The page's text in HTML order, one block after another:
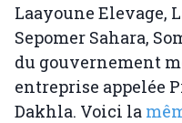
Laayoune Elevage,
Sepomer Sahara,
du gouvernement
entreprise appelée
Dakhla. Voici la